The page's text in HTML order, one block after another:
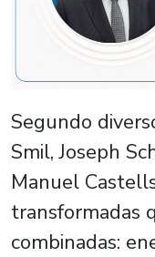
Segundo
Smil, Joseph
Manuel
transformadas
combinadas: